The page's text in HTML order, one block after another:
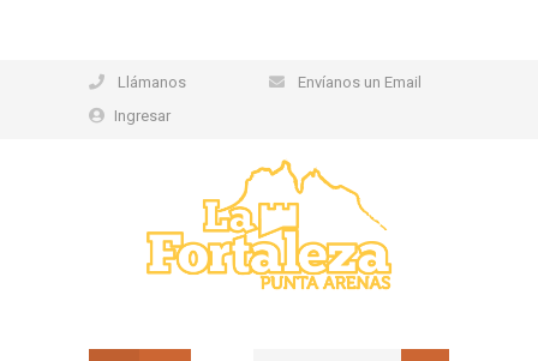
Llámanos
Envíanos un Email
Ingresar